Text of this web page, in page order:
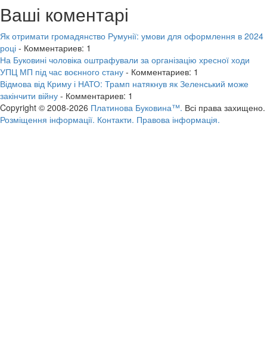
Ваші коментарі
Як отримати громадянство Румунії: умови для оформлення в 2024
році - Комментариев: 1
На Буковині чоловіка оштрафували за організацію хресної ходи
УПЦ МП під час воєнного стану - Комментариев: 1
Відмова від Криму і НАТО: Трамп натякнув як Зеленський може
закінчити війну - Комментариев: 1
Copyright © 2008-2026 Платинова Буковина™. Всі права захищено.
Розміщення інформації. Контакти. Правова інформація.